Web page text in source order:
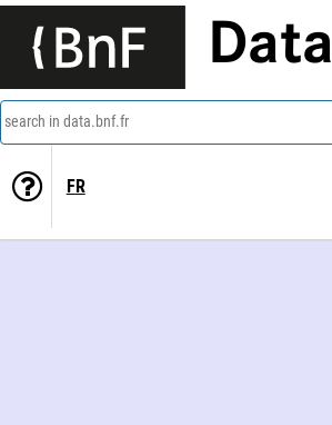
Data
search in data.bnf.fr
FR